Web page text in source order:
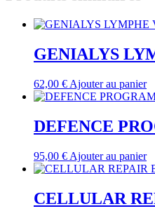
GENIALYS
62,00 € Ajouter au panier
DEFENCE
95,00 € Ajouter au panier
CELLULAR